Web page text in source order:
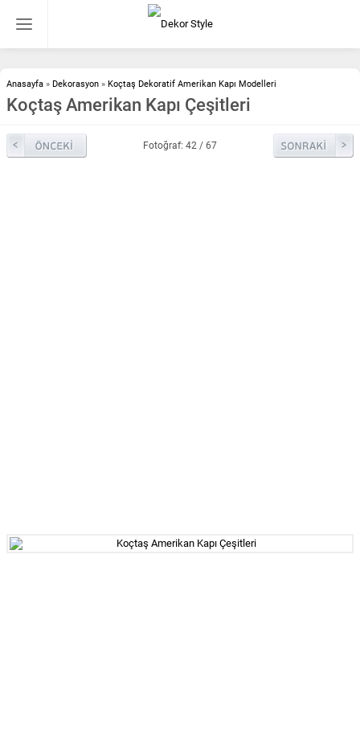
Anasayfa » Dekorasyon » Koçtaş Dekoratif Amerikan Kapı Modelleri
Koçtaş Amerikan Kapı Çeşitleri
Fotoğraf: 42 / 67